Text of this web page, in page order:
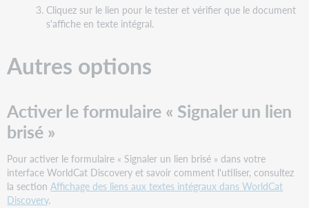
Cliquez sur le lien pour le tester et vérifier que le document
s'affiche en texte intégral.
Autres options
Activer le formulaire « Signaler un lien
brisé »
Pour activer le formulaire « Signaler un lien brisé » dans votre
interface WorldCat Discovery et savoir comment l'utiliser, consultez
la sectionAffichage des liens aux textes intégraux dans WorldCat
Discovery.